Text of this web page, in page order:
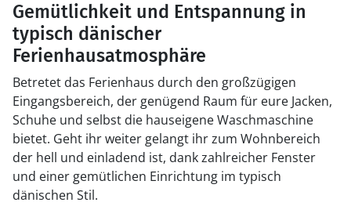
Gemütlichkeit und Entspannung in
typisch dänischer
Ferienhausatmosphäre
Betretet das Ferienhaus durch den großzügigen
Eingangsbereich, der genügend Raum für eure Jacken,
Schuhe und selbst die hauseigene Waschmaschine
bietet. Geht ihr weiter gelangt ihr zum Wohnbereich
der hell und einladend ist, dank zahlreicher Fenster
und einer gemütlichen Einrichtung im typisch
dänischen Stil.